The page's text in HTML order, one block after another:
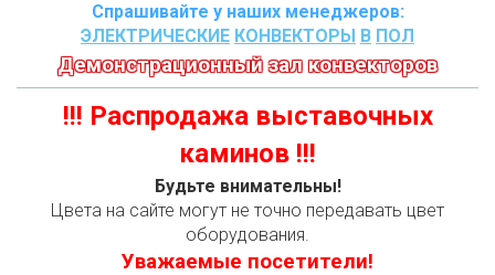
Спрашивайте у наших менеджеров:
ЭЛЕКТРИЧЕСКИЕ КОНВЕКТОРЫ В ПОЛ
Демонстрационный зал конвекторов
!!! Распродажа выставочных
каминов !!!
Будьте внимательны!
Цвета на сайте могут не точно передавать цвет
оборудования.
Уважаемые посетители!